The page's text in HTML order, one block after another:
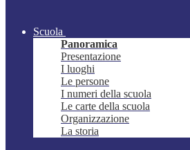
Scuola
Panoramica
Presentazione
I luoghi
Le persone
I numeri della scuola
Le carte della scuola
Organizzazione
La storia